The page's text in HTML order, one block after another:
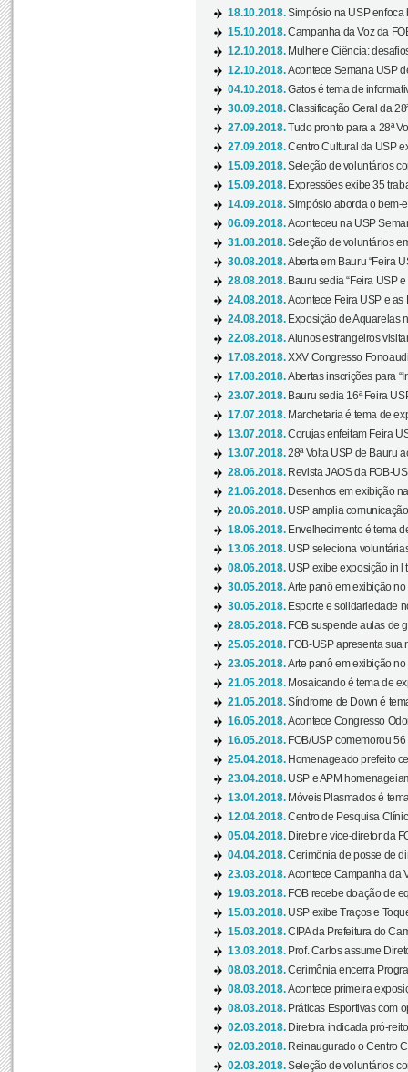
18.10.2018.Simpósio na USP enfoca
15.10.2018.Campanha da Voz da
12.10.2018. Mulher e Ciência:
12.10.2018.Acontece Semana USP
04.10.2018.Gatos é tema de
30.09.2018.Classificação Geral da
27.09.2018.Tudo pronto para a 28ª
27.09.2018.Centro Cultural da USP
15.09.2018.Seleção de voluntários
15.09.2018. Expressões exibe 35
14.09.2018.Simpósio aborda o bem-
06.09.2018.Aconteceu na USP
31.08.2018.Seleção de voluntários
30.08.2018.Aberta em Bauru “Feira
28.08.2018. Bauru sedia “Feira USP
24.08.2018.Acontece Feira USP e as
24.08.2018. Exposição de Aquarelas
22.08.2018.Alunos estrangeiros
17.08.2018.XXV Congresso
17.08.2018.Abertas inscrições para
23.07.2018. Bauru sedia 16ª Feira
17.07.2018. Marchetaria é tema de
13.07.2018.Corujas enfeitam Feira
13.07.2018.28ª Volta USP de Bauru
28.06.2018. Revista JAOS da FOB-
21.06.2018. Desenhos em exibição
20.06.2018. USP amplia
18.06.2018. Envelhecimento é tema
13.06.2018. USP seleciona
08.06.2018. USP exibe exposição in l
30.05.2018.Arte panô em exibição no
30.05.2018. Esporte e solidariedade
28.05.2018. FOB suspende aulas de
25.05.2018. FOB-USP apresenta sua
23.05.2018.Arte panô em exibição no
21.05.2018. Mosaicando é tema de
21.05.2018.Síndrome de Down é
16.05.2018.Acontece Congresso
16.05.2018. FOB/USP comemorou
25.04.2018. Homenageado prefeito
23.04.2018. USP e APM
13.04.2018. Móveis Plasmados é
12.04.2018.Centro de Pesquisa
05.04.2018. Diretor e vice-diretor da
04.04.2018.Cerimônia de posse de
23.03.2018.Acontece Campanha da
19.03.2018. FOB recebe doação de
15.03.2018. USP exibe Traços e
15.03.2018.CIPA da Prefeitura do
13.03.2018. Prof. Carlos assume
08.03.2018.Cerimônia encerra
08.03.2018.Acontece primeira
08.03.2018. Práticas Esportivas com
02.03.2018. Diretora indicada pró-
02.03.2018. Reinaugurado o Centro
02.03.2018.Seleção de voluntários